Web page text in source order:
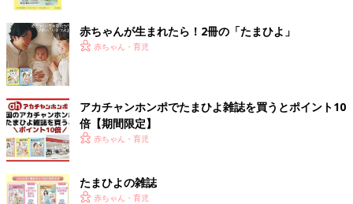
をストックしておいて、それを食べてもらっています。家族も
『おおっ！』と喜びますし、自分の罪悪感も軽くなるので、ちょ
っといいストックが心のお守りのようになっています。
ママは家庭の太陽、ニコニコして機嫌よくいられることが家庭に
とでイライラしたり、家族に当たってしまったりしてしまうこと
も。手を抜く時にちゃんと手を抜くことは、広い目で見ると家族
のためになるのです」（野々村友紀子さん）
時短テクの新常識？！子どものお弁当は
夕飯のついで作り置きがあたりまえ
赤ちゃんが生まれたら！2冊の「たまひよ」
赤ちゃん・育児
アカチャンホンポでたまひよ雑誌を買うとポイント10
倍【期間限定】
赤ちゃん・育児
たまひよの雑誌
赤ちゃん・育児